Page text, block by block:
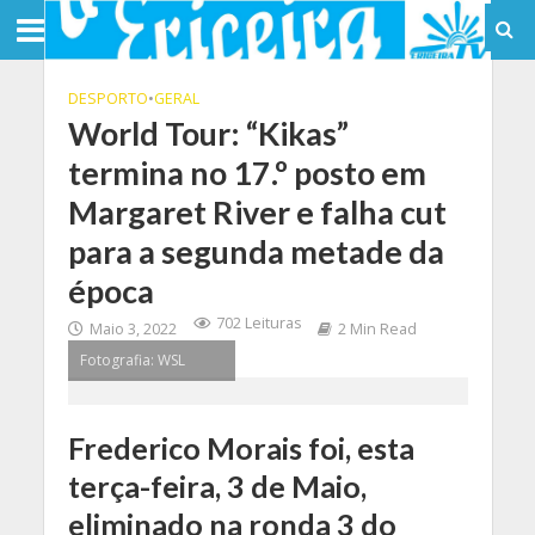
DESPORTO•GERAL
World Tour: “Kikas”
termina no 17.º posto em
Margaret River e falha cut
para a segunda metade da
época
Maio 3, 2022 702 Leituras
2 Min Read
Fotografia: WSL
Frederico Morais foi, esta
terça-feira, 3 de Maio,
eliminado na ronda 3 do